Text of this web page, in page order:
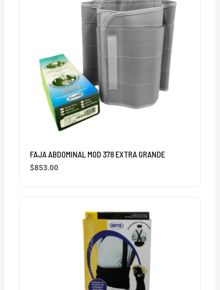
FAJA ABDOMINAL MOD 378 EXTRA GRANDE
$853.00